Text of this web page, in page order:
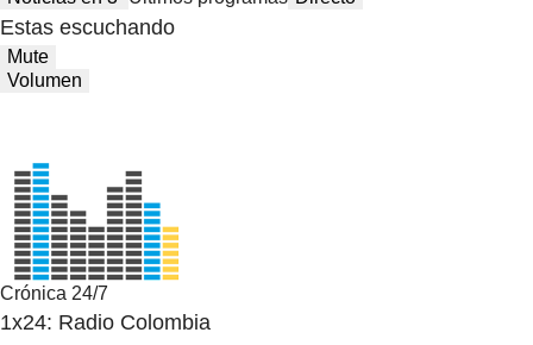
Estas escuchando
Mute
Volumen
Crónica 24/7
1x24: Radio Colombia